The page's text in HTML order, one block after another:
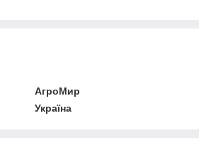
АгроМир
Україна